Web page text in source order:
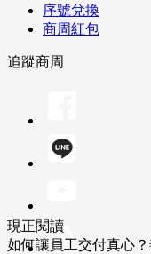
序號兌換
商周紅包
追蹤商周
現正閱讀
如何讓員工交付真心